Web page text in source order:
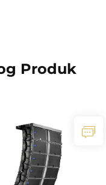
Produk